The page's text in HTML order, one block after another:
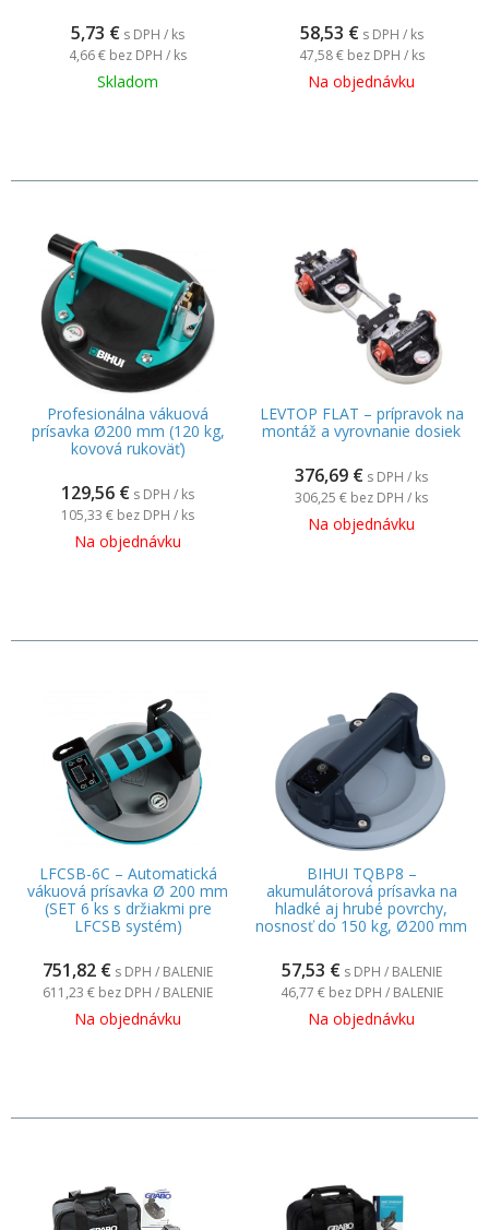
5,73 € s DPH / ks
4,66 € bez DPH / ks
Skladom
58,53 € s DPH / ks
47,58 € bez DPH / ks
Na objednávku
Profesionálna vákuová
prísavka Ø200 mm (120 kg,
kovová rukoväť)
129,56 € s DPH / ks
105,33 € bez DPH / ks
Na objednávku
LEVTOP FLAT – prípravok na
montáž a vyrovnanie dosiek
376,69 € s DPH / ks
306,25 € bez DPH / ks
Na objednávku
LFCSB-6C – Automatická
vákuová prísavka Ø 200 mm
(SET 6 ks s držiakmi pre
LFCSB systém)
751,82 € s DPH / BALENIE
611,23 € bez DPH / BALENIE
Na objednávku
BIHUI TQBP8 –
akumulátorová prísavka na
hladké aj hrubé povrchy,
nosnosť do 150 kg, Ø200 mm
57,53 € s DPH / BALENIE
46,77 € bez DPH / BALENIE
Na objednávku